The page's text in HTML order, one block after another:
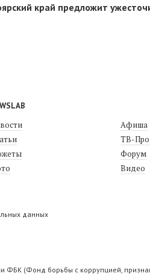
край предложит
Афиша
ТВ-
Форум
Видео
данных
ФБК (Фонд борьбы с коррупцией,